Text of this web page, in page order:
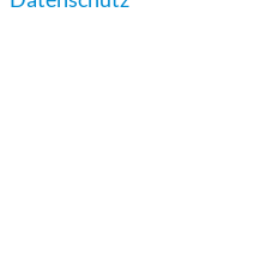
Produktseite